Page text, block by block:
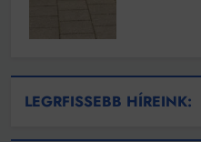
LEGRFISSEBB HÍREINK: